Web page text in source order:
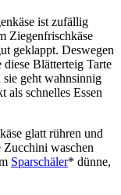
ist zufällig
Ziegenfrischkäse
geklappt. Deswegen
diese Blätterteig Tarte
geht wahnsinnig
als schnelles Essen
glatt rühren und
waschen
Sparschäler* dünne,